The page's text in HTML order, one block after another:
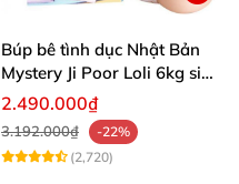
Búp bê tình dục Nhật Bản
Mystery Ji Poor Loli 6kg siêu
thực
2.490.000₫
3.192.000₫
-22%
(2,720)